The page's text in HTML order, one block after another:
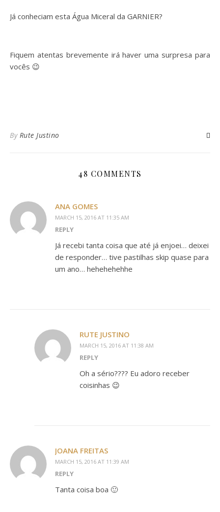
Já conheciam esta Água Miceral da GARNIER?
Fiquem atentas brevemente irá haver uma surpresa para
vocês 😉
By Rute Justino
48 COMMENTS
ANA GOMES
MARCH 15, 2016 AT 11:35 AM
REPLY
Já recebi tanta coisa que até já enjoei… deixei
de responder… tive pastilhas skip quase para
um ano… hehehehehhe
RUTE JUSTINO
MARCH 15, 2016 AT 11:38 AM
REPLY
Oh a sério???? Eu adoro receber
coisinhas 😉
JOANA FREITAS
MARCH 15, 2016 AT 11:39 AM
REPLY
Tanta coisa boa 🙂